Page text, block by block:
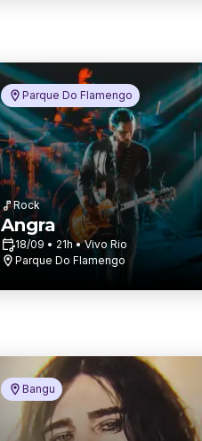
Parque Do Flamengo
Rock
Angra
18/09 • 21h • Vivo Rio
Parque Do Flamengo
Bangu